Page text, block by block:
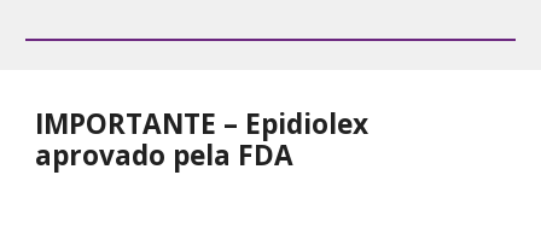
IMPORTANTE – Epidiolex
aprovado pela FDA